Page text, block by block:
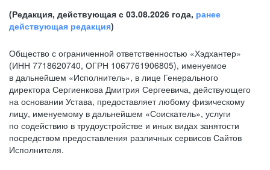
(Редакция, действующая с 03.08.2026 года, ранее
действующая редакция)
Общество с ограниченной ответственностью «Хэдхантер»
(ИНН 7718620740, ОГРН 1067761906805), именуемое
в дальнейшем «Исполнитель», в лице Генерального
директора Сергиенкова Дмитрия Сергеевича, действующего
на основании Устава, предоставляет любому физическому
лицу, именуемому в дальнейшем «Соискатель», услуги
по содействию в трудоустройстве и иных видах занятости
посредством предоставления различных сервисов Сайтов
Исполнителя.